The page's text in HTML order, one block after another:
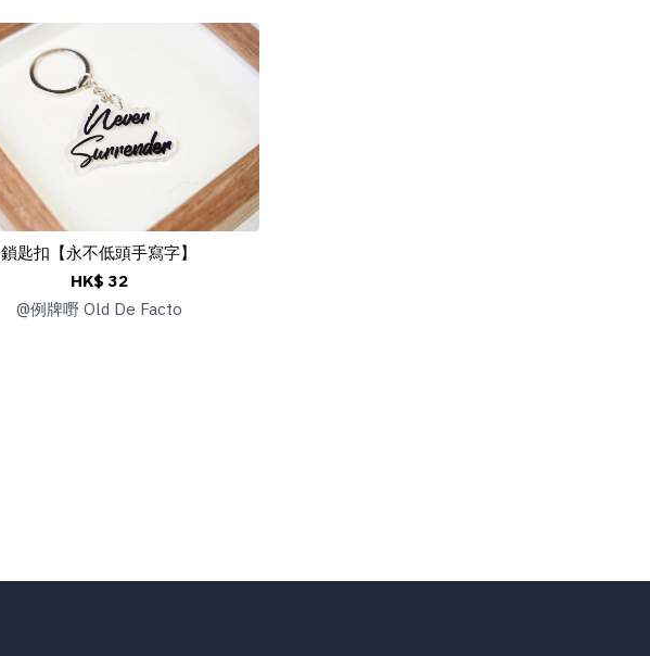
鎖匙扣【永不低頭手寫字】
HK$ 32
@例牌嘢 Old De Facto